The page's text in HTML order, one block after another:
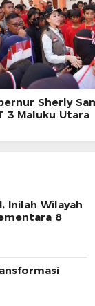
Sherly
3 Maluku Utara
Inilah Wilayah
8